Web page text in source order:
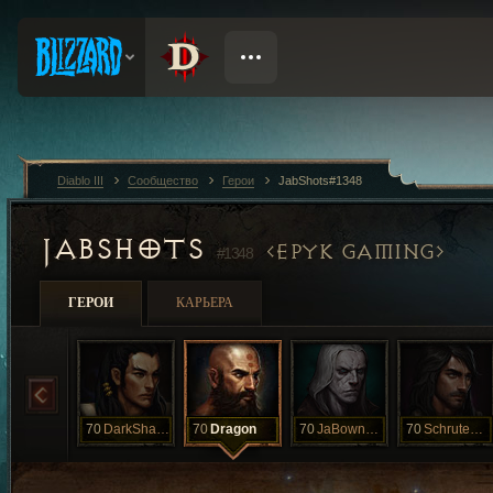
JABSHOTS #1348 EPYK GAMING
ГЕРОИ КАРЬЕРА
70 DarkShadows 70 Dragon 70 JaBownerII 70 SchruteFarms
Diablo III Сообщество Герои JabShots#1348